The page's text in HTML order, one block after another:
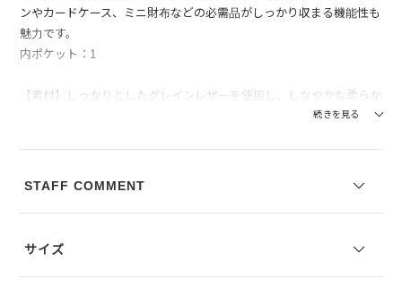
ンやカードケース、ミニ財布などの必需品がしっかり収まる機能性も
魅力です。
内ポケット：1
【素材】しっかりとしたグレインレザーを使用し、しなやかな柔らか
さと耐久性、さらにシボ感のある豊かな表情が魅力。使うほどに風合
※写真は実際のカラーと若干相違する場合がございます。あらかじめ
続きを見る
STAFF COMMENT
サイズ